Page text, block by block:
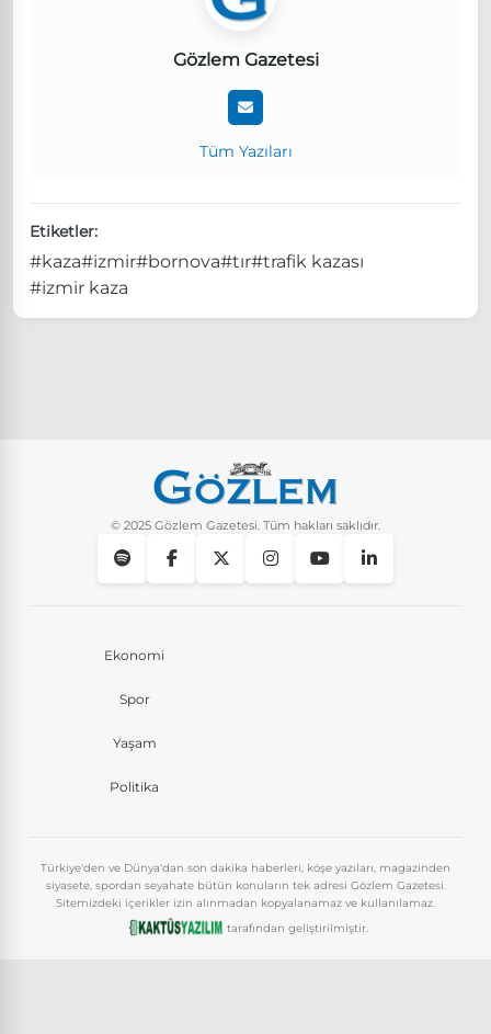
Gözlem Gazetesi
Tüm Yazıları
Etiketler:
#kaza#izmir#bornova#tır#trafik kazası
#izmir kaza
© 2025 Gözlem Gazetesi. Tüm hakları saklıdır.
Ekonomi
Spor
Yaşam
Politika
Türkiye'den ve Dünya'dan son dakika haberleri, köşe yazıları, magazinden
siyasete, spordan seyahate bütün konuların tek adresi Gözlem Gazetesi.
Sitemizdeki içerikler izin alınmadan kopyalanamaz ve kullanılamaz.
tarafından geliştirilmiştir.